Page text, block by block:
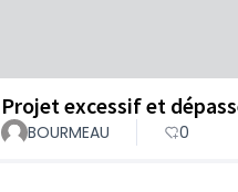
Projet excessif et
BOURMEAU 0